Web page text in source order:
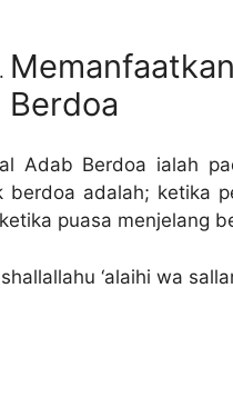
Berdoa
Adab Berdoa ialah
berdoa adalah; ketika
puasa menjelang
‘alaihi wa